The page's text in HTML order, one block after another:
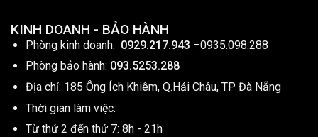
KINH DOANH - BẢO HÀNH
Phòng kinh doanh: 0929.217.943 –0935.098.288
Phòng bảo hành: 093.5253.288
Địa chỉ: 185 Ông Ích Khiêm, Q.Hải Châu, TP Đà Nẵng
Thời gian làm việc:
Từ thứ 2 đến thứ 7: 8h - 21h